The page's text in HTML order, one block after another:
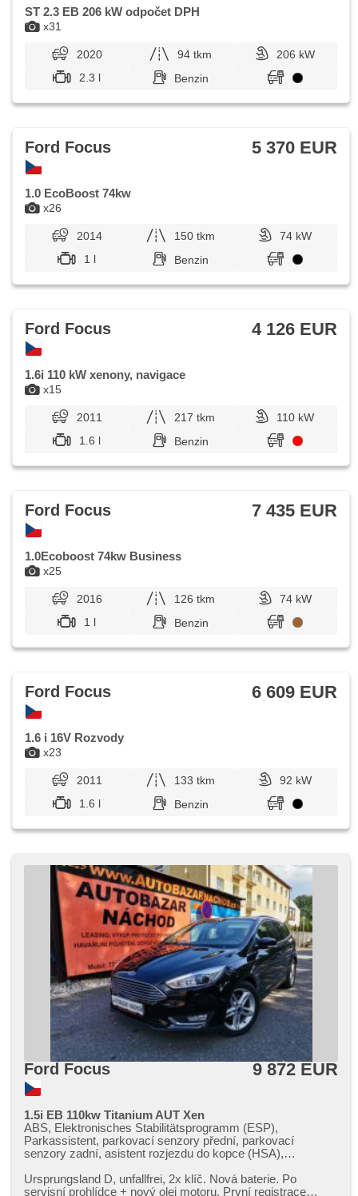
x31
ST 2.3 EB 206 kW odpočet DPH
2020 94 tkm
206 kW
2.3 l
Benzin
x26
Ford Focus 5 370 EUR
1.0 EcoBoost 74kw
2014 150 tkm
74 kW
1 l
Benzin
x15
Ford Focus 4 126 EUR
1.6i 110 kW xenony, navigace
2011 217 tkm
110 kW
1.6 l
Benzin
x25
Ford Focus 7 435 EUR
1.0Ecoboost 74kw Business
2016 126 tkm
74 kW
1 l
Benzin
x23
Ford Focus 6 609 EUR
1.6 i 16V Rozvody
2011 133 tkm
92 kW
1.6 l
Benzin
Ford Focus 9 872 EUR
1.5i EB 110kw Titanium AUT Xen
ABS, Elektronisches Stabilitätsprogramm (ESP),
Parkassistent, parkovací senzory přední, parkovací
senzory zadní, asistent rozjezdu do kopce (HSA),
bezklíčové odemykání, El. Seitenscheiben, El. Spiegel,
Multifunktionslenkrad, Servolenkung, Reifendrucksensor,
Ursprungsland D,​ unfallfrei,​ 2x klíč. Nová baterie. Po
servisní prohlídce ​+ nový olej motoru. První registrace